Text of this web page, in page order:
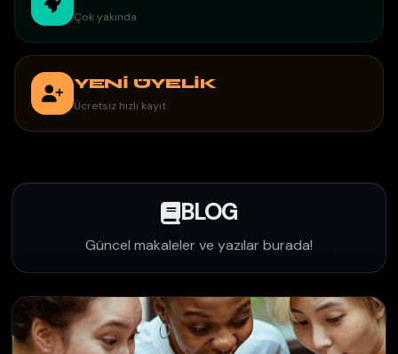
Çok yakında
YENİ ÜYELİK
Ücretsiz hızlı kayıt
BLOG
Güncel makaleler ve yazılar burada!